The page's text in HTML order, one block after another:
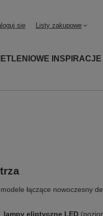
się Listy zakupowe
INSPIRACJE
łączące nowoczesny
lampy eliptyczne LED